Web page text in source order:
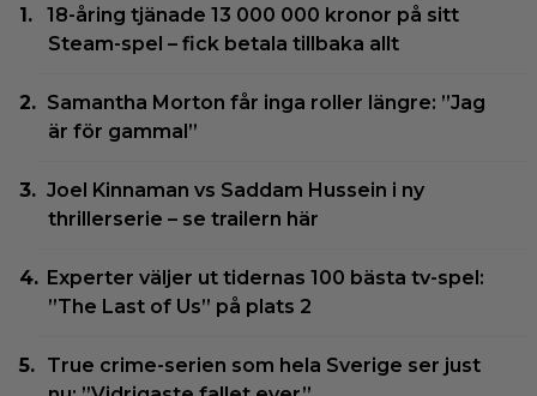
18-åring tjänade 13 000 000 kronor på sitt
Steam-spel – fick betala tillbaka allt
Samantha Morton får inga roller längre: ”Jag
är för gammal”
Joel Kinnaman vs Saddam Hussein i ny
thrillerserie – se trailern här
Experter väljer ut tidernas 100 bästa tv-spel:
”The Last of Us” på plats 2
True crime-serien som hela Sverige ser just